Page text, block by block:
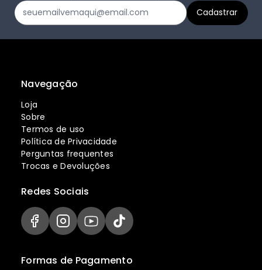
Navegação
Loja
Sobre
Termos de uso
Política de Privacidade
Perguntas frequentes
Trocas e Devoluções
Formas de Pagamento
Redes Sociais